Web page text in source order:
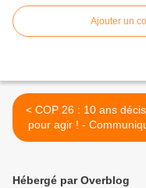
Ajouter un
< COP 26 : 10 ans décisifs
pour agir ! -
de presse PCF - 3
Hébergé par Overblog